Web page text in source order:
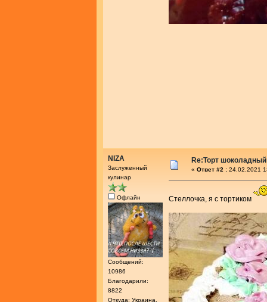
NIZA
Заслуженный
кулинар
Офлайн
Сообщений:
10986
Благодарили:
8822
Откуда: Украина,
Re:Торт
« Ответ #2 : 24.02.2021
Стеллочка, я с тортиком